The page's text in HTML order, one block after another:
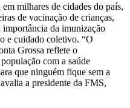
milhares de cidades do país,
de vacinação de crianças,
importância da imunização
e cuidado coletivo. “O
Grossa reflete o
com a saúde
que ninguém fique sem a
a presidente da FMS,